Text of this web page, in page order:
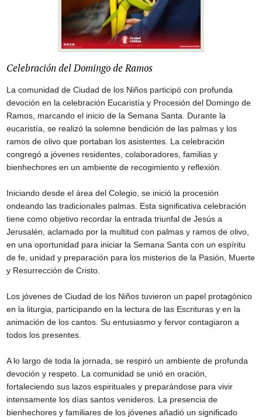
Celebración del Domingo de Ramos
La comunidad de Ciudad de los Niños participó con profunda
devoción en la celebración Eucaristía y Procesión del Domingo de
Ramos, marcando el inicio de la Semana Santa. Durante la
eucaristía, se realizó la solemne bendición de las palmas y los
ramos de olivo que portaban los asistentes. La celebración
congregó a jóvenes residentes, colaboradores, familias y
bienhechores en un ambiente de recogimiento y reflexión.
Iniciando desde el área del Colegio, se inició la procesión
ondeando las tradicionales palmas. Esta significativa celebración
tiene como objetivo recordar la entrada triunfal de Jesús a
Jerusalén, aclamado por la multitud con palmas y ramos de olivo,
en una oportunidad para iniciar la Semana Santa con un espíritu
de fe, unidad y preparación para los misterios de la Pasión, Muerte
y Resurrección de Cristo.
Los jóvenes de Ciudad de los Niños tuvieron un papel protagónico
en la liturgia, participando en la lectura de las Escrituras y en la
animación de los cantos. Su entusiasmo y fervor contagiaron a
todos los presentes.
A lo largo de toda la jornada, se respiró un ambiente de profunda
devoción y respeto. La comunidad se unió en oración,
fortaleciendo sus lazos espirituales y preparándose para vivir
intensamente los días santos venideros. La presencia de
bienhechores y familiares de los jóvenes añadió un significado